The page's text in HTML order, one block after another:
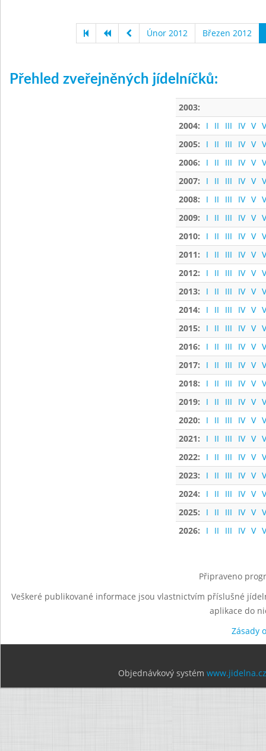
Únor 2012 Březen 2012
Přehled zveřejněných jídelníčků:
2003:
2004:
I II III IV V
2005:
I II III IV V
2006:
I II III IV V
2007:
I II III IV V
2008:
I II III IV V
2009:
I II III IV V
2010:
I II III IV V
2011:
I II III IV V
2012:
I II III IV V
2013:
I II III IV V
2014:
I II III IV V
2015:
I II III IV V
2016:
I II III IV V
2017:
I II III IV V
2018:
I II III IV V
2019:
I II III IV V
2020:
I II III IV V
2021:
I II III IV V
2022:
I II III IV V
2023:
I II III IV V
2024:
I II III IV V
2025:
I II III IV V
2026:
I II III IV V
Připraveno
Veškeré publikované informace jsou vlastnictvím příslušné
aplikace do
Zásady
Objednávkový systém www.jidelna.cz